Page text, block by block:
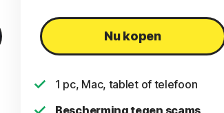
Nu kopen
1 pc, Mac, tablet of telefoon
Bescherming tegen scams